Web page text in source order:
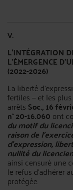
V.
L'INTÉGRATION
L'ÉMERGENCE
(2022-2026)
La liberté
fertiles — et les
arrêts Soc., 16
n° 20-16.060 ont
du motif du
raison de
d'expression,
nullité du
ainsi censuré une
le refus d'adhérer
protégée.